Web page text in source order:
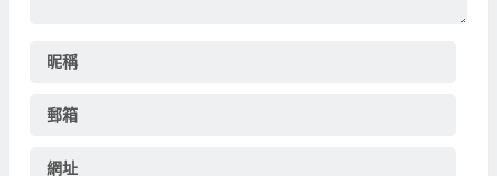
昵稱
郵箱
網址